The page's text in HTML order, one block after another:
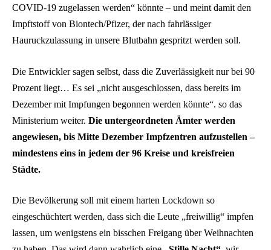
COVID-19 zugelassen werden“ könnte – und meint damit den
Impftstoff von Biontech/Pfizer, der nach fahrlässiger
Hauruckzulassung in unsere Blutbahn gespritzt werden soll.
Die Entwickler sagen selbst, dass die Zuverlässigkeit nur bei 90
Prozent liegt… Es sei „nicht ausgeschlossen, dass bereits im
Dezember mit Impfungen begonnen werden könnte“. so das
Ministerium weiter. Die untergeordneten Ämter werden
angewiesen, bis Mitte Dezember Impfzentren aufzustellen –
mindestens eins in jedem der 96 Kreise und kreisfreien
Städte.
Die Bevölkerung soll mit einem harten Lockdown so
eingeschüchtert werden, dass sich die Leute „freiwillig“ impfen
lassen, um wenigstens ein bisschen Freigang über Weihnachten